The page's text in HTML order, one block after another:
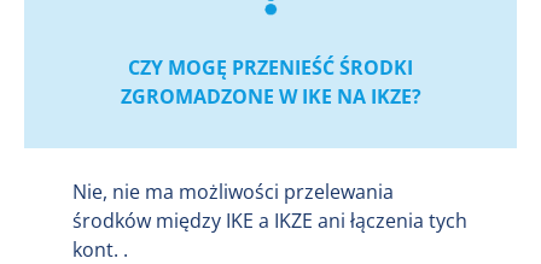
CZY MOGĘ PRZENIEŚĆ ŚRODKI
ZGROMADZONE W IKE NA IKZE?
Nie, nie ma możliwości przelewania
środków między IKE a IKZE ani łączenia tych
kont. .